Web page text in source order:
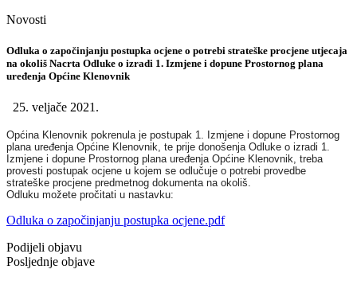
Novosti
Odluka o započinjanju postupka ocjene o potrebi strateške procjene utjecaja
na okoliš Nacrta Odluke o izradi 1. Izmjene i dopune Prostornog plana
uređenja Općine Klenovnik
25. veljače 2021.
Općina Klenovnik pokrenula je postupak 1. Izmjene i dopune Prostornog
plana uređenja Općine Klenovnik, te prije donošenja Odluke o izradi 1.
Izmjene i dopune Prostornog plana uređenja Općine Klenovnik, treba
provesti postupak ocjene u kojem se odlučuje o potrebi provedbe
strateške procjene predmetnog dokumenta na okoliš.
Odluku možete pročitati u nastavku:
Odluka o započinjanju postupka ocjene.pdf
Podijeli objavu
Posljednje objave